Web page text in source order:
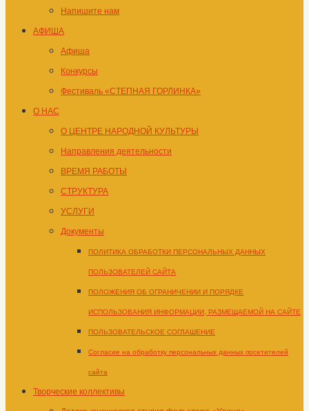
содержимомуНапишите нам
АФИША
Афиша
Конкурсы
Фестиваль «СТЕПНАЯ ГОРЛИНКА»
О НАС
О ЦЕНТРЕ НАРОДНОЙ КУЛЬТУРЫ
Направления деятельности
ВРЕМЯ РАБОТЫ
СТРУКТУРА
УСЛУГИ
Документы
ПОЛИТИКА ОБРАБОТКИ ПЕРСОНАЛЬНЫХ ДАННЫХ
ПОЛЬЗОВАТЕЛЕЙ САЙТА
ПОЛОЖЕНИЯ ОБ ОГРАНИЧЕНИИ И ПОРЯДКЕ
ИСПОЛЬЗОВАНИЯ ИНФОРМАЦИИ, РАЗМЕЩАЕМОЙ НА САЙТЕ
ПОЛЬЗОВАТЕЛЬСКОЕ СОГЛАШЕНИЕ
Согласие на обработку персональных данных посетителей
сайта
Творческие коллективы